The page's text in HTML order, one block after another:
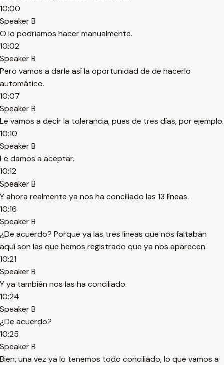
10:00
Speaker B
O lo podríamos hacer manualmente.
10:02
Speaker B
Pero vamos a darle así la oportunidad de de hacerlo
automático.
10:07
Speaker B
Le vamos a decir la tolerancia, pues de tres días, por ejemplo.
10:10
Speaker B
Le damos a aceptar.
10:12
Speaker B
Y ahora realmente ya nos ha conciliado las 13 líneas.
10:16
Speaker B
¿De acuerdo? Porque ya las tres líneas que nos faltaban
aquí son las que hemos registrado que ya nos aparecen.
10:21
Speaker B
Y ya también nos las ha conciliado.
10:24
Speaker B
¿De acuerdo?
10:25
Speaker B
Bien, una vez ya lo tenemos todo conciliado, lo que vamos a